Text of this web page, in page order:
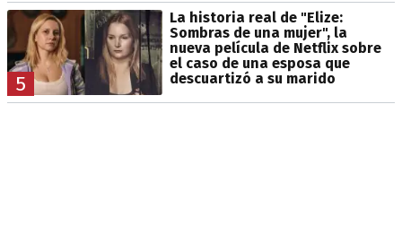
5
La historia real de "Elize:
Sombras de una mujer", la
nueva película de Netflix sobre
el caso de una esposa que
descuartizó a su marido